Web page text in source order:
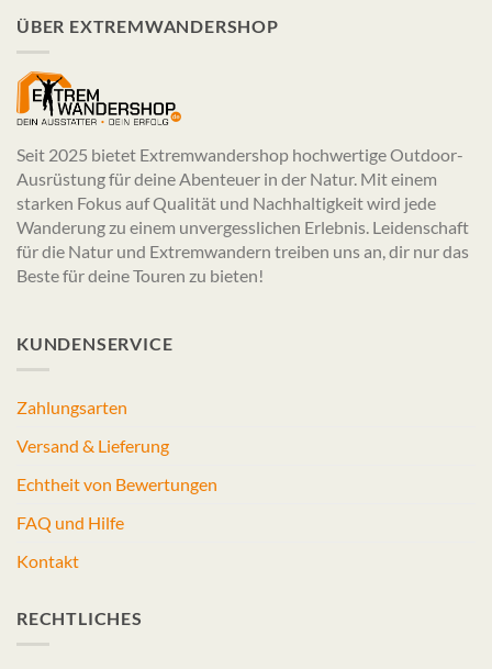
ÜBER EXTREMWANDERSHOP
Seit 2025 bietet Extremwandershop hochwertige Outdoor-
Ausrüstung für deine Abenteuer in der Natur. Mit einem
starken Fokus auf Qualität und Nachhaltigkeit wird jede
Wanderung zu einem unvergesslichen Erlebnis. Leidenschaft
für die Natur und Extremwandern treiben uns an, dir nur das
Beste für deine Touren zu bieten!
KUNDENSERVICE
Zahlungsarten
Versand & Lieferung
Echtheit von Bewertungen
FAQ und Hilfe
Kontakt
RECHTLICHES